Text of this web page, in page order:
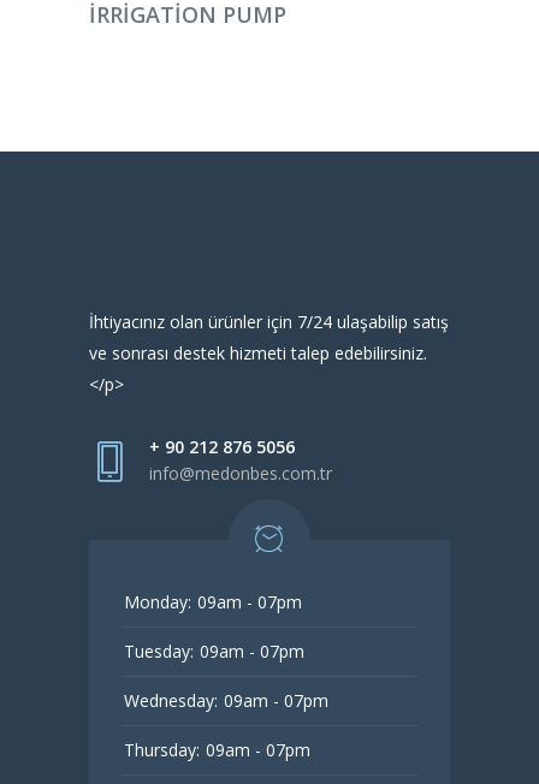
IRRIGATION PUMP
İhtiyacınız olan ürünler için 7/24 ulaşabilip satış
ve sonrası destek hizmeti talep edebilirsiniz.
</p>
+ 90 212 876 5056
info@medonbes.com.tr
Monday: 09am - 07pm
Tuesday: 09am - 07pm
Wednesday: 09am - 07pm
Thursday: 09am - 07pm